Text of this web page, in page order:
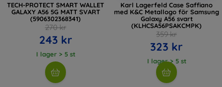
TECH-PROTECT SMART WALLET
GALAXY A56 5G MATT SVART
(5906302368341)
270 kr
243 kr
I lager > 5 st
Karl Lagerfeld Case Saffiano
med K&C Metallogo för Samsung
Galaxy A56 svart
(KLHCSA56PSAKCMPK)
359 kr
323 kr
I lager > 5 st